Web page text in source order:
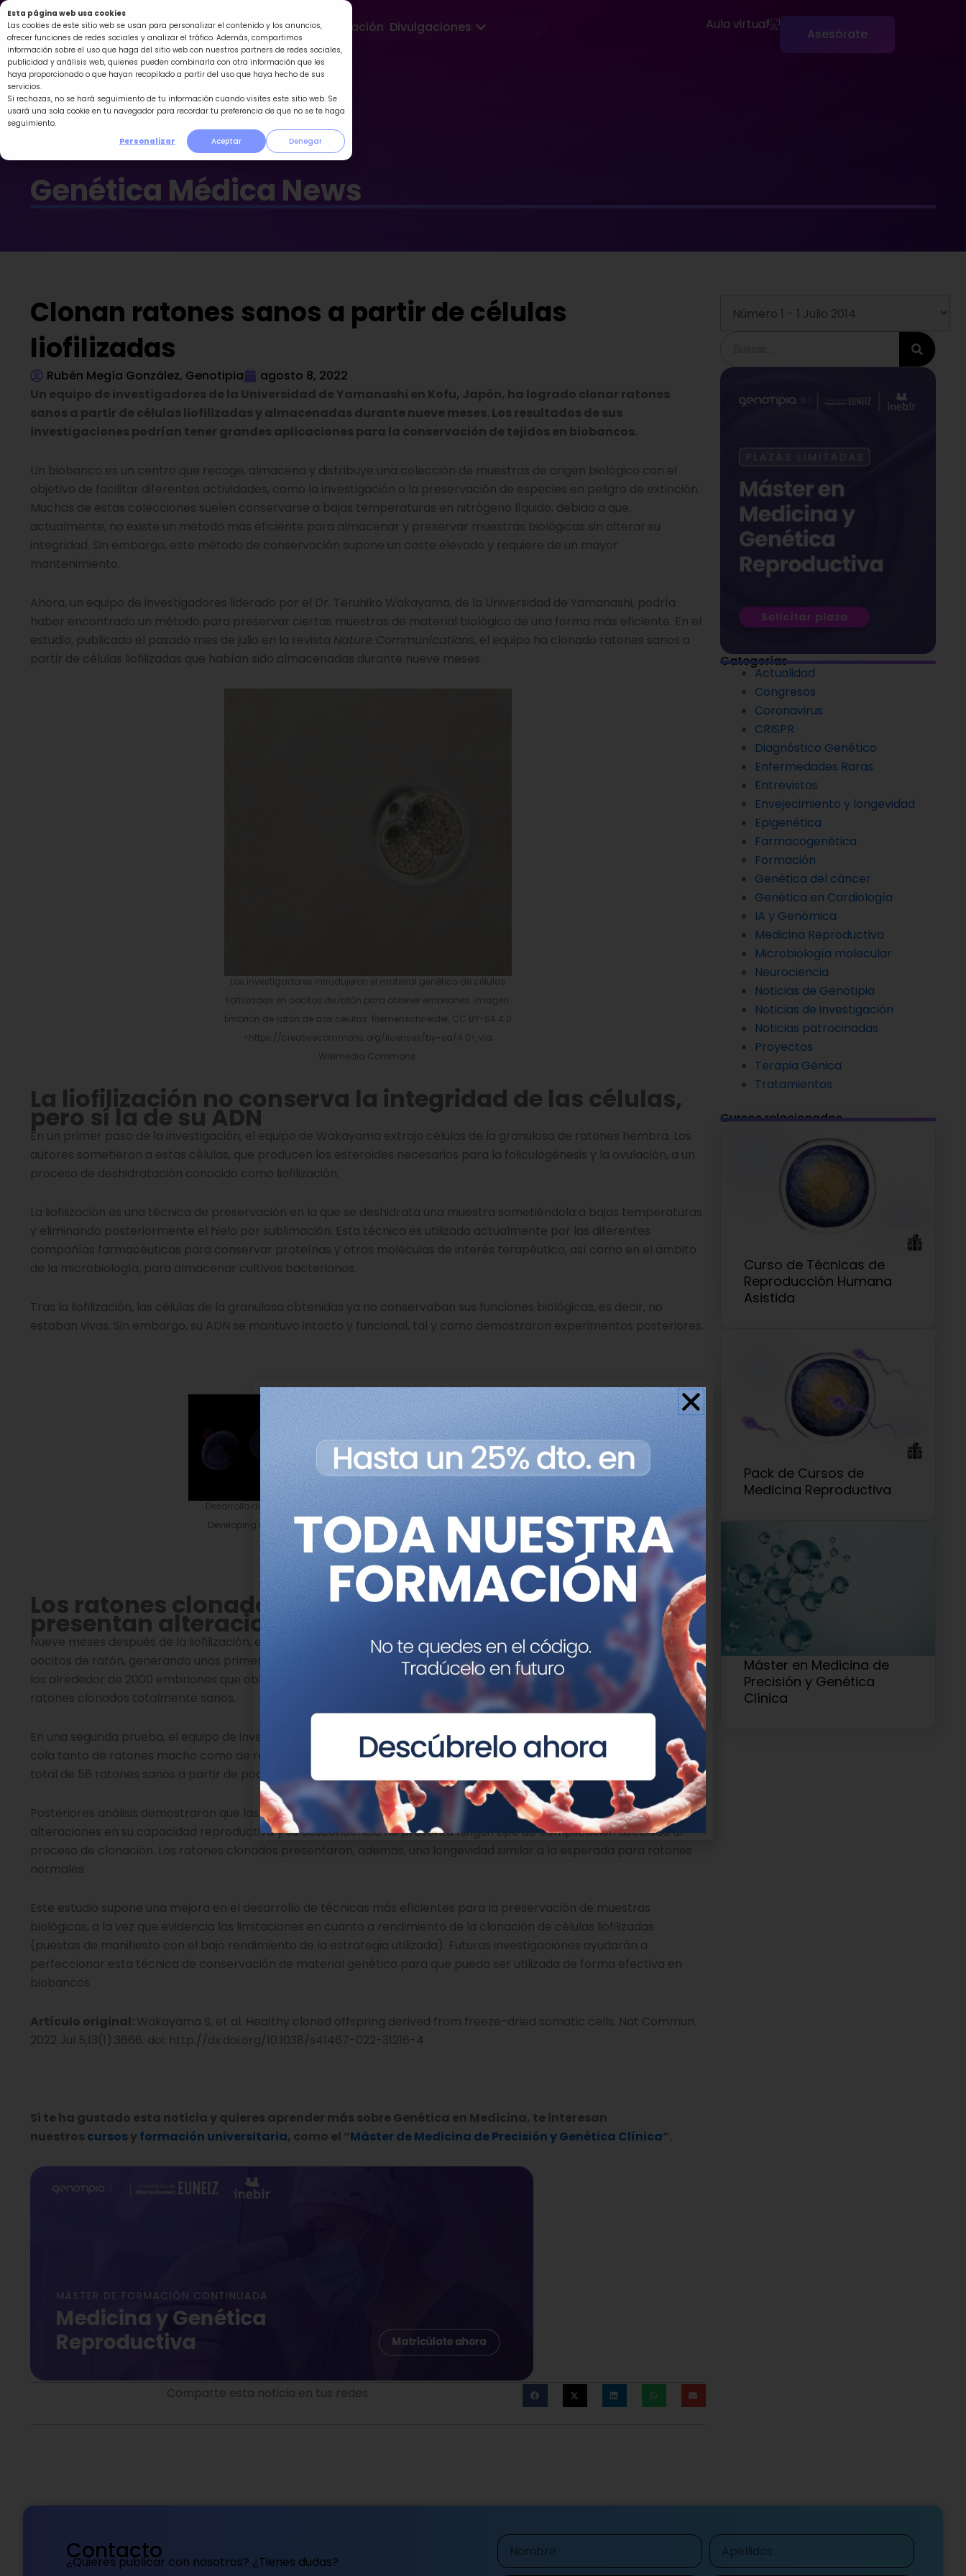
Esta página web usa cookies
Las cookies de este sitio web se usan para personalizar el contenido y los anuncios,
ofrecer funciones de redes sociales y analizar el tráfico. Además, compartimos
información sobre el uso que haga del sitio web con nuestros partners de redes sociales,
publicidad y análisis web, quienes pueden combinarla con otra información que les
haya proporcionado o que hayan recopilado a partir del uso que haya hecho de sus
servicios.
Si rechazas, no se hará seguimiento de tu información cuando visites este sitio web. Se
usará una sola cookie en tu navegador para recordar tu preferencia de que no se te haga
seguimiento.
Personalizar
Aceptar Denegar
Ir
al
contenido
Formación Divulgaciones Abrir Divulgaciones Aula virtual
Asesórate
Genética Médica News
Clonan ratones sanos a partir de células
liofilizadas
Rubén Megía González, Genotipia
agosto 8, 2022
Un equipo de investigadores de la Universidad de Yamanashi en Kofu, Japón, ha logrado clonar ratones
sanos a partir de células liofilizadas y almacenadas durante nueve meses. Los resultados de sus
investigaciones podrían tener grandes aplicaciones para la conservación de tejidos en biobancos.
Un biobanco es un centro que recoge, almacena y distribuye una colección de muestras de origen biológico con el
objetivo de facilitar diferentes actividades, como la investigación o la preservación de especies en peligro de extinción.
Muchas de estas colecciones suelen conservarse a bajas temperaturas en nitrógeno líquido, debido a que,
actualmente, no existe un método más eficiente para almacenar y preservar muestras biológicas sin alterar su
integridad. Sin embargo, este método de conservación supone un coste elevado y requiere de un mayor
mantenimiento.
Ahora, un equipo de investigadores liderado por el Dr. Teruhiko Wakayama, de la Universidad de Yamanashi, podría
haber encontrado un método para preservar ciertas muestras de material biológico de una forma más eficiente. En el
estudio, publicado el pasado mes de julio en la revista Nature Communications, el equipo ha clonado ratones sanos a
partir de células liofilizadas que habían sido almacenadas durante nueve meses.
Los investigadores introdujeron el material genético de células
liofilizadas en oocitos de ratón para obtener embriones. Imagen:
Embrión de ratón de dos células. Riemenschneider, CC BY-SA 4.0
<https://creativecommons.org/licenses/by-sa/4.0>, via
Wikimedia Commons.
La liofilización no conserva la integridad de las células,
pero sí la de su ADN
En un primer paso de la investigación, el equipo de Wakayama extrajo células de la granulosa de ratones hembra. Los
autores sometieron a estas células, que producen los esteroides necesarios para la foliculogénesis y la ovulación, a un
proceso de deshidratación conocido como liofilización.
La liofilización es una técnica de preservación en la que se deshidrata una muestra sometiéndola a bajas temperaturas
y eliminando posteriormente el hielo por sublimación. Esta técnica es utilizada actualmente por las diferentes
compañías farmacéuticas para conservar proteínas y otras moléculas de interés terapéutico, así como en el ámbito
de la microbiología, para almacenar cultivos bacterianos.
Tras la liofilización, las células de la granulosa obtenidas ya no conservaban sus funciones biológicas, es decir, no
estaban vivas. Sin embargo, su ADN se mantuvo intacto y funcional, tal y como demostraron experimentos posteriores.
Desarrollo de embrión de ratón durante los primeros cuatro días. Imagen:
Developing mouse embryo days 1-4. Credit: Dr M. Zernicka-Goetz, Gurdon
Institute. CC0 1.0 Universal.
Los ratones clonados a partir de células liofilizadas no
presentan alteraciones en su longevidad o su fertilidad
Nueve meses después de la liofilización, el equipo rehidrató las células liofilizadas e introdujo su material genético en
oocitos de ratón, generando unos primeros embriones con la información genética de las células liofilizadas. A partir de
los alrededor de 2000 embriones que obtuvieron a partir de esta técnica, los investigadores lograron obtener 19
ratones clonados totalmente sanos.
En una segunda prueba, el equipo de investigadores realizó el mismo procedimiento, esta vez a partir de células de la
cola tanto de ratones macho como de ratones hembra. En dicha ocasión, el equipo logró clonar de forma efectiva un
total de 56 ratones sanos a partir de poco más de 1300 embriones.
Posteriores análisis demostraron que las hembras obtenidas a partir de la clonación de células liofilizadas no presentan
alteraciones en su capacidad reproductiva y su descendencia no presenta ningún tipo de complicación asociada al
proceso de clonación. Los ratones clonados presentaron, además, una longevidad similar a la esperada para ratones
normales.
Este estudio supone una mejora en el desarrollo de técnicas más eficientes para la preservación de muestras
biológicas, a la vez que evidencia las limitaciones en cuanto a rendimiento de la clonación de células liofilizadas
(puestas de manifiesto con el bajo rendimiento de la estrategia utilizada). Futuras investigaciones ayudarán a
perfeccionar esta técnica de conservación de material genético para que pueda ser utilizada de forma efectiva en
biobancos.
Artículo original: Wakayama S, et al. Healthy cloned offspring derived from freeze-dried somatic cells. Nat Commun.
2022 Jul 5;13(1):3666. doi: http://dx.doi.org/10.1038/s41467-022-31216-4
Si te ha gustado esta noticia y quieres aprender más sobre Genética en Medicina, te interesan
nuestros cursosyformación universitaria, como el “Máster de Medicina de Precisión y Genética Clínica”.
Comparte esta noticia en tus redes
Categorías
Actualidad
Congresos
Coronavirus
CRISPR
Diagnóstico Genético
Enfermedades Raras
Entrevistas
Envejecimiento y longevidad
Epigenética
Farmacogenética
Formación
Genética del cáncer
Genética en Cardiología
IA y Genómica
Medicina Reproductiva
Microbiología molecular
Neurociencia
Noticias de Genotipia
Noticias de investigación
Noticias patrocinadas
Proyectos
Terapia Génica
Tratamientos
Cursos relacionados
Curso de Técnicas de
Reproducción Humana
Asistida
Pack de Cursos de
Medicina Reproductiva
Máster en Medicina de
Precisión y Genética
Clínica
Contacto
¿Quieres publicar con nosotros? ¿Tienes dudas?
Nombre Apellidos